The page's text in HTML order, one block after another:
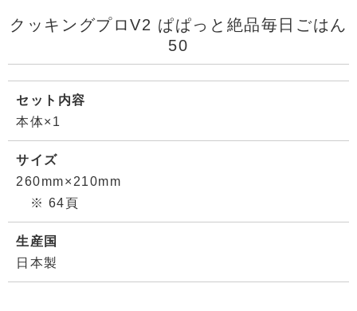
クッキングプロV2 ぱぱっと絶品毎日ごはん
50
セット内容
本体×1
サイズ
260mm×210mm
※ 64頁
生産国
日本製